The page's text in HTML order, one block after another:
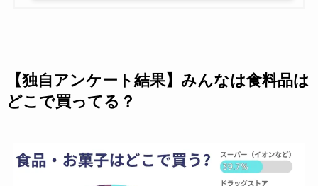
【独自アンケート結果】みんなは食料品は
どこで買ってる？